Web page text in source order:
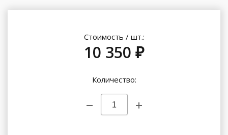
Стоимость / шт.:
10 350 ₽
Количество: